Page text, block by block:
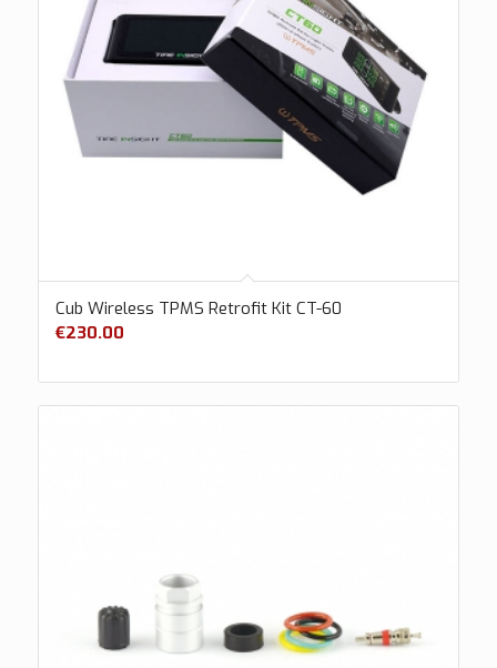
Cub Wireless TPMS Retrofit Kit CT-60
€230.00